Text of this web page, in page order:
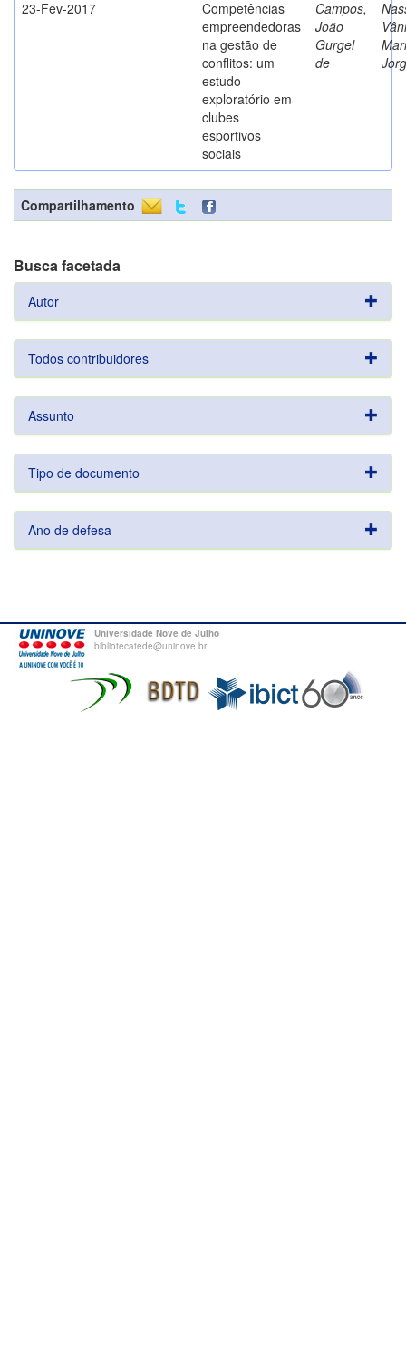
23-Fev-2017
Competências
empreendedoras
na gestão de
conflitos: um
estudo
exploratório em
clubes
esportivos
sociais
Campos,
João
Gurgel
de
Compartilhamento
Busca facetada
Autor
Todos contribuidores
Assunto
Tipo de documento
Ano de defesa
Universidade Nove de Julho
bibliotecatede@uninove.br